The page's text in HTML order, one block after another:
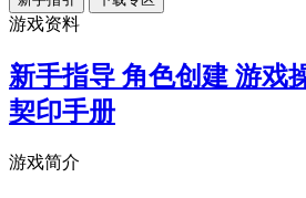
游戏资料
新手指导 角色创建 游戏
契印手册
游戏简介